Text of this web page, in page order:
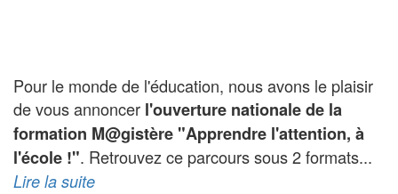
Pour le monde de l'éducation, nous avons le plaisir
de vous annoncer l'ouverture nationale de la
formation M@gistère "Apprendre l'attention, à
l'école !". Retrouvez ce parcours sous 2 formats...
Lire la suite